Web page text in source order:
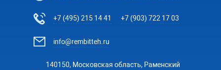
+7 (495) 215 14 41 +7 (903) 722 17 03
info@rembitteh.ru
140150, Московская область, Раменский